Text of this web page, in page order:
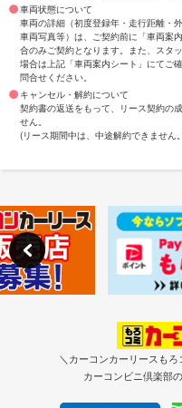
車両状態について
車両の詳細（初度登録年・走行距離・
車両写真等）は、ご契約前に「車両案
合のみご契約となります。また、スタ
場合は上記「車両案内シート」にてご
問合せください。
キャンセル・解約について
契約書の返送をもって、リース契約の
せん。
(リース期間中は、中途解約できません
＼カーコンカーリースも
カーコンビニ倶楽部